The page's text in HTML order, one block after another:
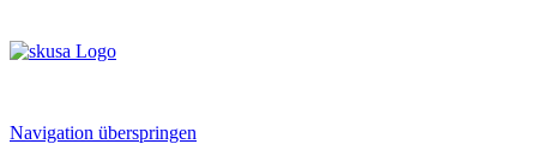
Navigation überspringen